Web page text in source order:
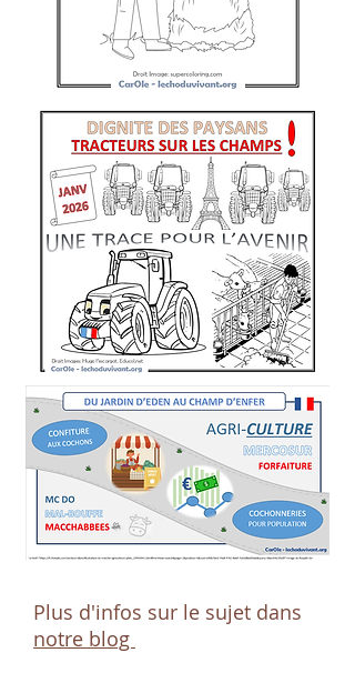
Plus d'infos sur le sujet dans
notre blog